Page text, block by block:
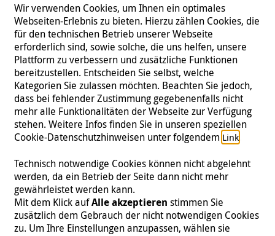
Folgen Sie uns
Impressum | Datenschutz | Kontakt | Presse
© 2026 Malteser International
Wir verwenden Cookies, um Ihnen ein optimales
Webseiten-Erlebnis zu bieten. Hierzu zählen Cookies, die
für den technischen Betrieb unserer Webseite
erforderlich sind, sowie solche, die uns helfen, unsere
Plattform zu verbessern und zusätzliche Funktionen
bereitzustellen. Entscheiden Sie selbst, welche
Kategorien Sie zulassen möchten. Beachten Sie jedoch,
dass bei fehlender Zustimmung gegebenenfalls nicht
mehr alle Funktionalitäten der Webseite zur Verfügung
stehen. Weitere Infos finden Sie in unseren speziellen
Cookie-Datenschutzhinweisen unter folgendem Link.
Technisch notwendige Cookies können nicht abgelehnt
werden, da ein Betrieb der Seite dann nicht mehr
gewährleistet werden kann.
Mit dem Klick aufAlle akzeptieren stimmen Sie
zusätzlich dem Gebrauch der nicht notwendigen Cookies
zu. Um Ihre Einstellungen anzupassen, wählen sie